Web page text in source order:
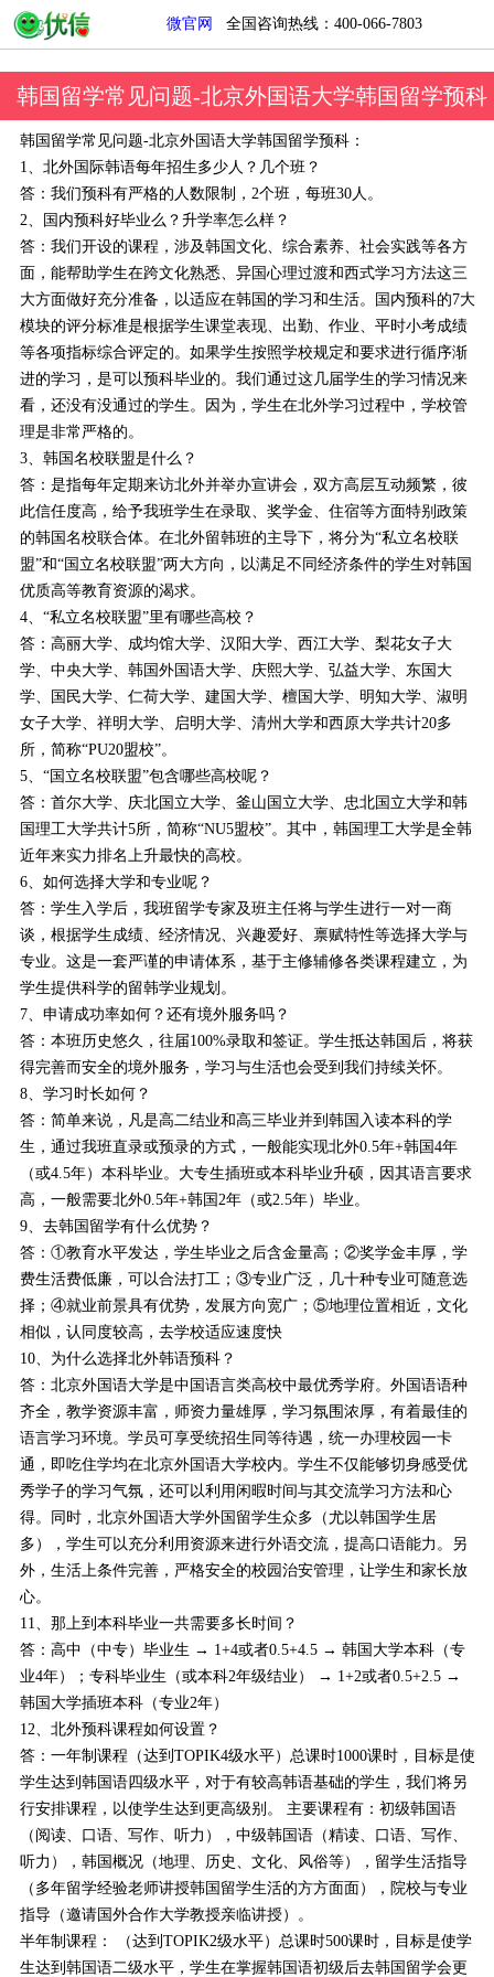
微官网 全国咨询热线：400-066-7803
韩国留学常见问题-北京外国语大学韩国留学预科
韩国留学常见问题-北京外国语大学韩国留学预科：
1、北外国际韩语每年招生多少人？几个班？
答：我们预科有严格的人数限制，2个班，每班30人。
2、国内预科好毕业么？升学率怎么样？
答：我们开设的课程，涉及韩国文化、综合素养、社会实践等各方
面，能帮助学生在跨文化熟悉、异国心理过渡和西式学习方法这三
大方面做好充分准备，以适应在韩国的学习和生活。国内预科的7大
模块的评分标准是根据学生课堂表现、出勤、作业、平时小考成绩
等各项指标综合评定的。如果学生按照学校规定和要求进行循序渐
进的学习，是可以预科毕业的。我们通过这几届学生的学习情况来
看，还没有没通过的学生。因为，学生在北外学习过程中，学校管
理是非常严格的。
3、韩国名校联盟是什么？
答：是指每年定期来访北外并举办宣讲会，双方高层互动频繁，彼
此信任度高，给予我班学生在录取、奖学金、住宿等方面特别政策
的韩国名校联合体。在北外留韩班的主导下，将分为“私立名校联
盟”和“国立名校联盟”两大方向，以满足不同经济条件的学生对韩国
优质高等教育资源的渴求。
4、“私立名校联盟”里有哪些高校？
答：高丽大学、成均馆大学、汉阳大学、西江大学、梨花女子大
学、中央大学、韩国外国语大学、庆熙大学、弘益大学、东国大
学、国民大学、仁荷大学、建国大学、檀国大学、明知大学、淑明
女子大学、祥明大学、启明大学、清州大学和西原大学共计20多
所，简称“PU20盟校”。
5、“国立名校联盟”包含哪些高校呢？
答：首尔大学、庆北国立大学、釜山国立大学、忠北国立大学和韩
国理工大学共计5所，简称“NU5盟校”。其中，韩国理工大学是全韩
近年来实力排名上升最快的高校。
6、如何选择大学和专业呢？
答：学生入学后，我班留学专家及班主任将与学生进行一对一商
谈，根据学生成绩、经济情况、兴趣爱好、禀赋特性等选择大学与
专业。这是一套严谨的申请体系，基于主修辅修各类课程建立，为
学生提供科学的留韩学业规划。
7、申请成功率如何？还有境外服务吗？
答：本班历史悠久，往届100%录取和签证。学生抵达韩国后，将获
得完善而安全的境外服务，学习与生活也会受到我们持续关怀。
8、学习时长如何？
答：简单来说，凡是高二结业和高三毕业并到韩国入读本科的学
生，通过我班直录或预录的方式，一般能实现北外0.5年+韩国4年
（或4.5年）本科毕业。大专生插班或本科毕业升硕，因其语言要求
高，一般需要北外0.5年+韩国2年（或2.5年）毕业。
9、去韩国留学有什么优势？
答：①教育水平发达，学生毕业之后含金量高；②奖学金丰厚，学
费生活费低廉，可以合法打工；③专业广泛，几十种专业可随意选
择；④就业前景具有优势，发展方向宽广；⑤地理位置相近，文化
相似，认同度较高，去学校适应速度快
10、为什么选择北外韩语预科？
答：北京外国语大学是中国语言类高校中最优秀学府。外国语语种
齐全，教学资源丰富，师资力量雄厚，学习氛围浓厚，有着最佳的
语言学习环境。学员可享受统招生同等待遇，统一办理校园一卡
通，即吃住学均在北京外国语大学校内。学生不仅能够切身感受优
秀学子的学习气氛，还可以利用闲暇时间与其交流学习方法和心
得。同时，北京外国语大学外国留学生众多（尤以韩国学生居
多），学生可以充分利用资源来进行外语交流，提高口语能力。另
外，生活上条件完善，严格安全的校园治安管理，让学生和家长放
心。
11、那上到本科毕业一共需要多长时间？
答：高中（中专）毕业生 → 1+4或者0.5+4.5 → 韩国大学本科（专
业4年）；专科毕业生（或本科2年级结业） → 1+2或者0.5+2.5 →
韩国大学插班本科（专业2年）
12、北外预科课程如何设置？
答：一年制课程（达到TOPIK4级水平）总课时1000课时，目标是使
学生达到韩国语四级水平，对于有较高韩语基础的学生，我们将另
行安排课程，以使学生达到更高级别。 主要课程有：初级韩国语
（阅读、口语、写作、听力），中级韩国语（精读、口语、写作、
听力），韩国概况（地理、历史、文化、风俗等），留学生活指导
（多年留学经验老师讲授韩国留学生活的方方面面），院校与专业
指导（邀请国外合作大学教授亲临讲授）。
半年制课程： （达到TOPIK2级水平）总课时500课时，目标是使学
生达到韩国语二级水平，学生在掌握韩国语初级后去韩国留学会更